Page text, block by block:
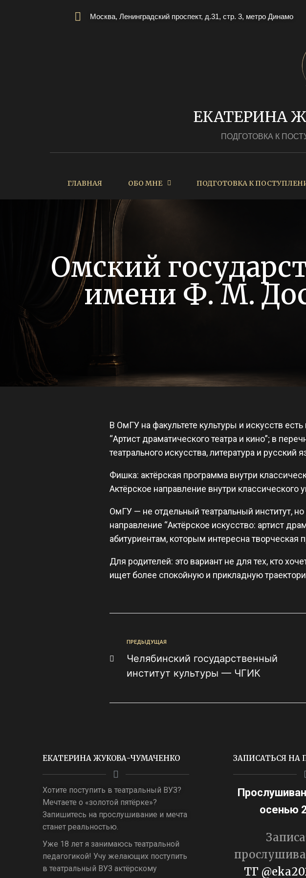
Москва, Ленинградский проспект, д.31, стр. 3, метро Динамо
ЕКАТЕРИНА
ПОДГОТОВКА К
ГЛАВНАЯ ОБО МНЕ ПОДГОТОВКА К
Омский
имени Ф. М.
В ОмГУ на факультете культуры и искусств
“Артист драматического театра и кино”; в
театрального искусства, литература и русский
Фишка: актёрская программа внутри
Актёрское направление внутри классического
ОмГУ — не отдельный театральный институт,
направление “Актёрское искусство: артист
абитуриентам, которым интересна
Для родителей: это вариант не для тех, кто
ищет более спокойную и прикладную
ПРЕДЫДУЩАЯ
Челябинский государственный
институт культуры — ЧГИК
ЕКАТЕРИНА ЖУКОВА-ЧУМАЧЕНКО
Хотите поступить в театральный ВУЗ?
Мечтаете о «золотой пятёрке»?
Запишитесь на прослушивание и мечта
станет реальностью.
Уже 18 лет я занимаюсь театральной
педагогикой! Учу желающих поступить
в театральный ВУЗ актёрскому
ЗАПИСАТЬСЯ НА
осенью
ТГ